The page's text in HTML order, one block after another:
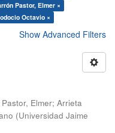
Pastor, Elmer ×
Octavio ×
Show Advanced Filters
Elmer; Arrieta
(Universidad Jaime